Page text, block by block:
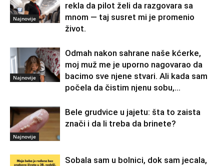
Najnovije
rekla da pilot želi da razgovara sa
mnom — taj susret mi je promenio
život.
Najnovije
Odmah nakon sahrane naše kćerke,
moj muž me je uporno nagovarao da
bacimo sve njene stvari. Ali kada sam
počela da čistim njenu sobu,...
Najnovije
Bele grudvice u jajetu: šta to zaista
znači i da li treba da brinete?
Sobala sam u bolnici, dok sam jecala,